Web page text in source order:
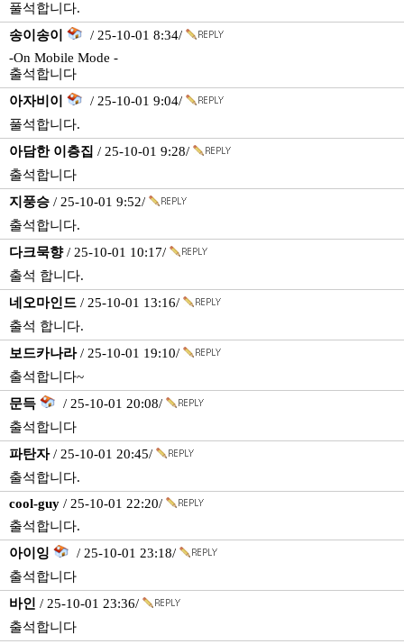
풀석합니다.
송이송이
/ 25-10-01 8:34/
-On Mobile Mode -
출석합니다
아자비이
/ 25-10-01 9:04/
풀석합니다.
아담한 이층집 / 25-10-01 9:28/
출석합니다
지풍승 / 25-10-01 9:52/
출석합니다.
다크묵향/ 25-10-01 10:17/
출석 합니다.
네오마인드 / 25-10-01 13:16/
출석 합니다.
보드카나라/ 25-10-01 19:10/
출석합니다~
문득
/ 25-10-01 20:08/
출석합니다
파탄자/ 25-10-01 20:45/
출석합니다.
cool-guy / 25-10-01 22:20/
출석합니다.
아이잉
/ 25-10-01 23:18/
출석합니다
바인 / 25-10-01 23:36/
출석합니다